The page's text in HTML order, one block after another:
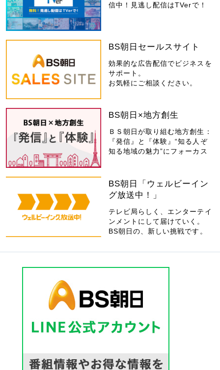
信中！見逃し配信はTVerで！
BS朝日セールスサイト
効果的な広告配信でビジネスを
サポート。
お気軽にご相談ください。
BS朝日×地方創生
ＢＳ朝日が取り組む地方創生：
『発信』と『体験』“知る人ぞ
知る地域の魅力”にフォーカス
BS朝日「ウェルビーイン
グ放送中！」
テレビ局らしく、エンターテイ
ンメントにして届けていく。
BS朝日の、新しい挑戦です。